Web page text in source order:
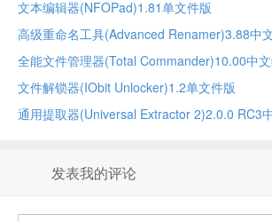
文本编辑器(NFOPad)1.81单文件版
高级重命名工具(Advanced Renamer)3.88中
文件解锁器(IObit Unlocker)1.2单文件版
发表我的评论